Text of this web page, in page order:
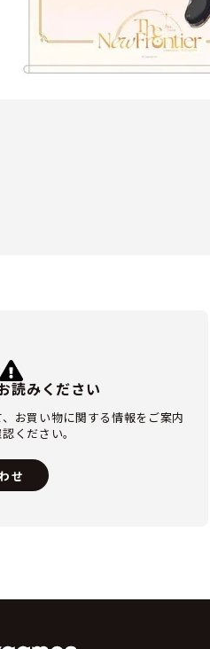
読みください
お買い物に関する情報をご案内
ください。
せ